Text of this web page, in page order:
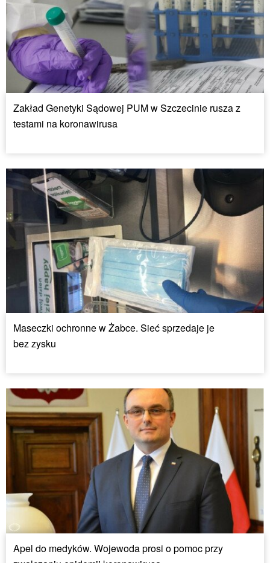
Zakład Genetyki Sądowej PUM w Szczecinie rusza z
testami na koronawirusa
Maseczki ochronne w Żabce. Sieć sprzedaje je
bez zysku
Apel do medyków. Wojewoda prosi o pomoc przy